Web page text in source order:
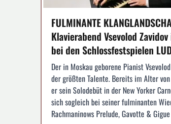
FULMINANTE
Klavierabend Vsevolod
bei den Schlossfestspielen
Der in Moskau geborene Pianist
der größten Talente. Bereits im Alter
er sein Solodebüt in der New Yorker
sich sogleich bei seiner fulminanten
Rachmaninows Prelude, Gavotte &